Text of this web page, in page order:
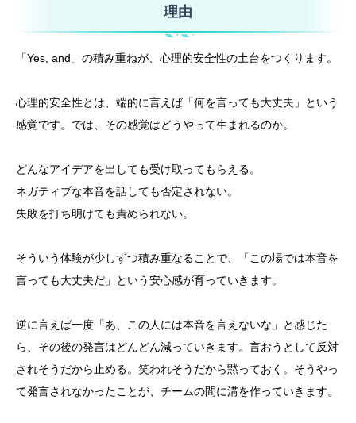
理由
「Yes, and」の積み重ねが、心理的安全性の土台をつくります。
心理的安全性とは、端的に言えば「何を言っても大丈夫」という
感覚です。では、その感覚はどうやって生まれるのか。
どんなアイデアを出しても受け取ってもらえる。
ネガティブな本音を話しても否定されない。
失敗を打ち明けても責められない。
そういう体験が少しずつ積み重なることで、「この場では本音を
言っても大丈夫だ」という安心感が育っていきます。
逆に言えば一度「あ、この人には本音を言えないな」と感じた
ら、その後の発言はどんどん減っていきます。言おうとして反対
されそうだから止める。笑われそうだから黙っておく。そうやっ
て発言されなかったことが、チームの間に溝を作っていきます。